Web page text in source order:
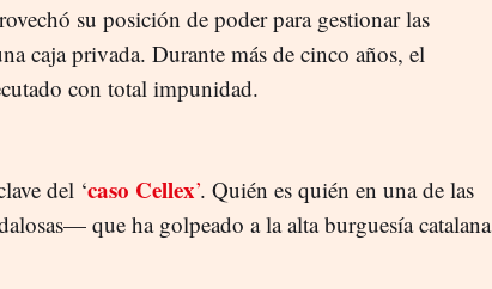
su posición de poder para gestionar las
caja privada. Durante más de cinco años, el
con total impunidad.
del ‘caso Cellex’. Quién es quién en una de las
que ha golpeado a la alta burguesía catalana